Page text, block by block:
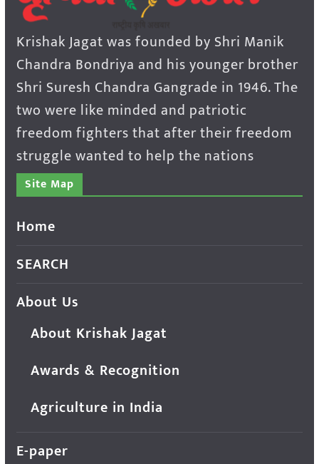
Krishak Jagat was founded by Shri Manik
Chandra Bondriya and his younger brother
Shri Suresh Chandra Gangrade in 1946. The
two were like minded and patriotic
freedom fighters that after their freedom
struggle wanted to help the nations
Site Map
Home
SEARCH
About Us
About Krishak Jagat
Awards & Recognition
Agriculture in India
E-paper